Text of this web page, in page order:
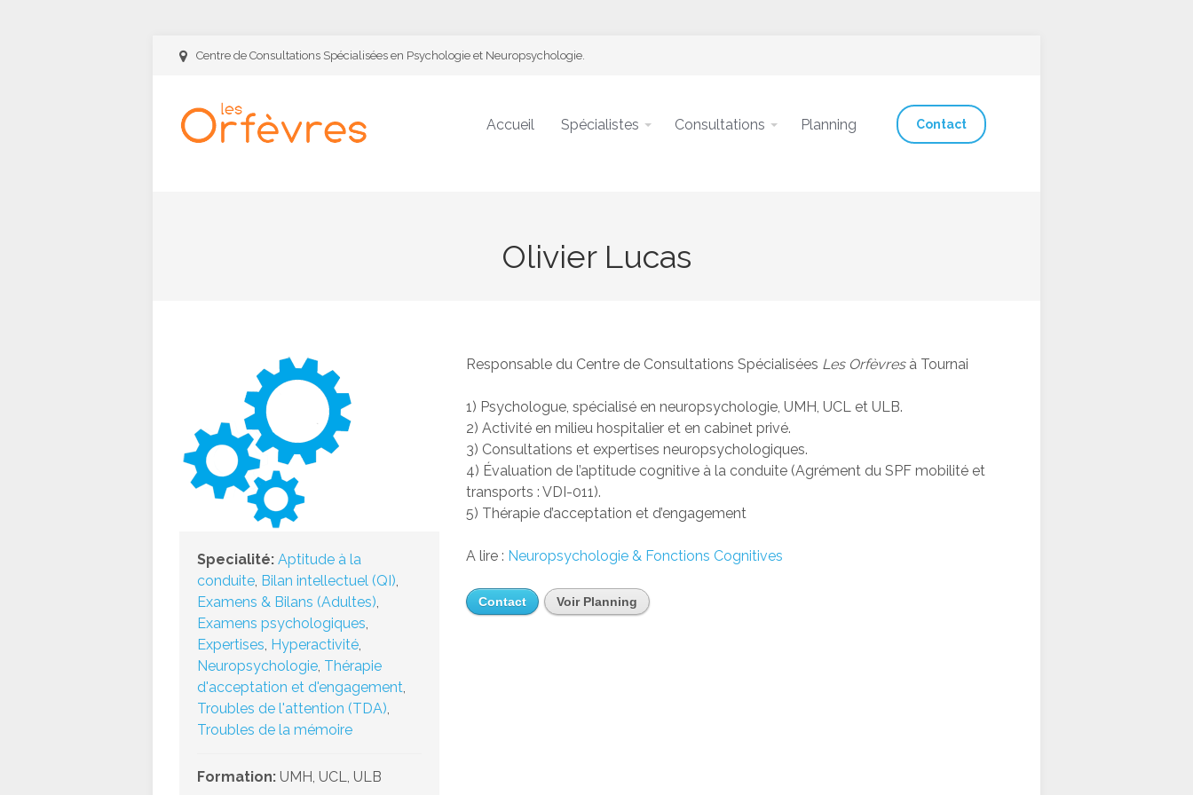
Centre de Consultations Spécialisées en Psychologie et Neuropsychologie.
Accueil Spécialistes Consultations Planning Contact
Olivier Lucas
Specialité: Aptitude à la
conduite, Bilan intellectuel (QI),
Examens & Bilans (Adultes),
Examens psychologiques,
Expertises, Hyperactivité,
Neuropsychologie, Thérapie
d'acceptation et d'engagement,
Troubles de l'attention (TDA),
Troubles de la mémoire
Formation: UMH, UCL, ULB
Responsable du Centre de Consultations Spécialisées Les Orfèvresà Tournai
1) Psychologue, spécialisé en neuropsychologie, UMH, UCL et ULB.
2) Activité en milieu hospitalier et en cabinet privé.
3) Consultations et expertises neuropsychologiques.
4) Évaluation de l’aptitude cognitive à la conduite (Agrément du SPF mobilité et
transports : VDI-011).
5) Thérapie d’acceptation et d’engagement
A lire : Neuropsychologie & Fonctions Cognitives
Contact Voir Planning